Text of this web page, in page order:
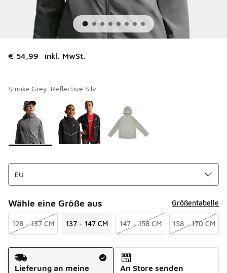
€ 54,99 inkl. MwSt.
Smoke Grey-Reflective Silv
Seite 1 von 1 zeigt die Farben 1 bis 3 von 3 an.
Bitte wählen Sie einen Stil aus
Wähle eine Größe aus Größentabelle
128 - 137 CM 137 - 147 CM 147 - 158 CM 158 - 170 CM
Versandart
Lieferung an meine
An Store senden